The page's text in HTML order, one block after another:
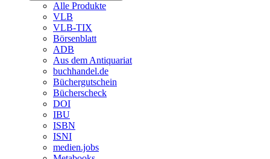
Alle Produkte
VLB
VLB-TIX
Börsenblatt
ADB
Aus dem Antiquariat
buchhandel.de
Büchergutschein
Bücherscheck
DOI
IBU
ISBN
ISNI
medien.jobs